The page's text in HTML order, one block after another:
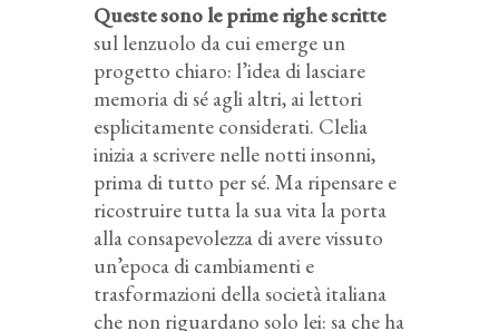
Queste sono le prime righe scritte
sul lenzuolo da cui emerge un
progetto chiaro: l’idea di lasciare
memoria di sé agli altri, ai lettori
esplicitamente considerati. Clelia
inizia a scrivere nelle notti insonni,
prima di tutto per sé. Ma ripensare e
ricostruire tutta la sua vita la porta
alla consapevolezza di avere vissuto
un’epoca di cambiamenti e
trasformazioni della società italiana
che non riguardano solo lei: sa che ha